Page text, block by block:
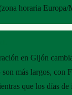
horaria Europa/
en Gijón
más largos, con
que los días